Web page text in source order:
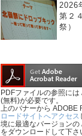
2026
第２
祭）
PDFファイルの参照に
(無料)が必要です。
上のバナーから ADOBE
ロードサイトへアクセス
境に最適なバージョンの
をダウンロードして下さ